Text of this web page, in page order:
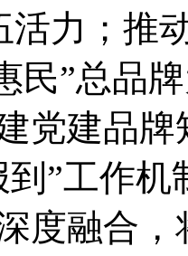
活力；推
民”总品
党建品
到”工作
度融合